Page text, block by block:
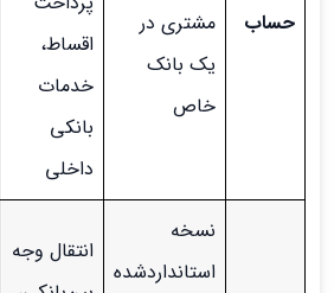
حساب
مشتری در
یک بانک
خاص
اقساط،
خدمات
بانکی
داخلی
نسخه
استانداردشده
انتقال وجه